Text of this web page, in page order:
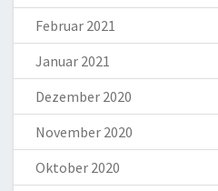
Februar 2021
Januar 2021
Dezember 2020
November 2020
Oktober 2020